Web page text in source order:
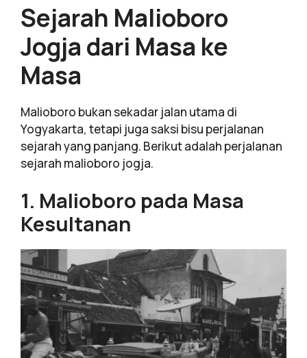
Sejarah Malioboro
Jogja dari Masa ke
Masa
Malioboro bukan sekadar jalan utama di
Yogyakarta, tetapi juga saksi bisu perjalanan
sejarah yang panjang. Berikut adalah perjalanan
sejarah malioboro jogja.
1. Malioboro pada Masa
Kesultanan